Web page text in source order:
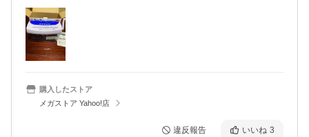
購入したストア
メガストア Yahoo!店
違反報告 いいね 3